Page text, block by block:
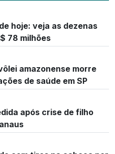
hoje: veja as dezenas
78 milhões
amazonense morre
de saúde em SP
após crise de filho